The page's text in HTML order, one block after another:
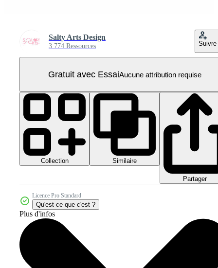
Salty Arts Design
3 774 Ressources Suivre
Gratuit avec EssaiAucune attribution requise
Collection Similaire
Partager
Licence Pro Standard
Qu'est-ce que c'est ?
Plus d'infos